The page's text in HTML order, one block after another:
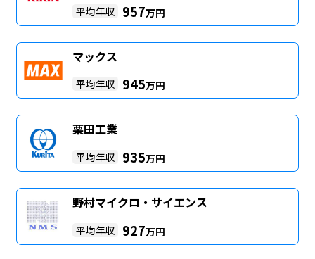
平均年収 957万円
マックス
平均年収 945万円
栗田工業
平均年収 935万円
野村マイクロ・サイエンス
平均年収 927万円